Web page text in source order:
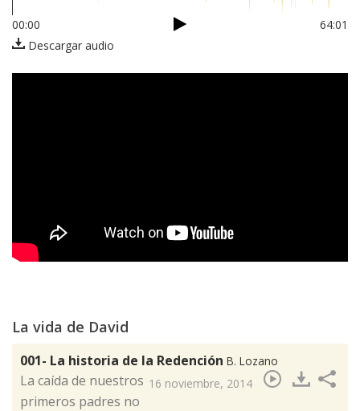
00:00
64:01
Descargar audio
La vida de David
001- La historia de la Redención B. Lozano
16 noviembre, 2014
​La caída de nuestros
primeros padres no